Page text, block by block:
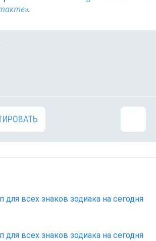
.
для всех знаков зодиака на сегодня
для всех знаков зодиака на сегодня